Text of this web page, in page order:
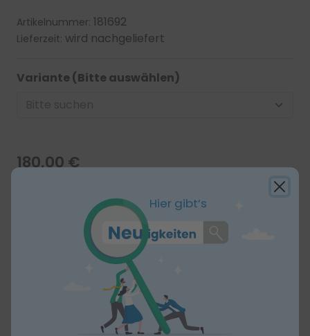
Artikelnummer: 181692
Lieferzeit: wird nachgeliefert
Variante (Bitte auswählen)
180,00 €
Stückzahl: -
In den Warenkorb
ProduktbeschreibungLexmark BSD
R-Toner, schwarz
Hier gibt’s